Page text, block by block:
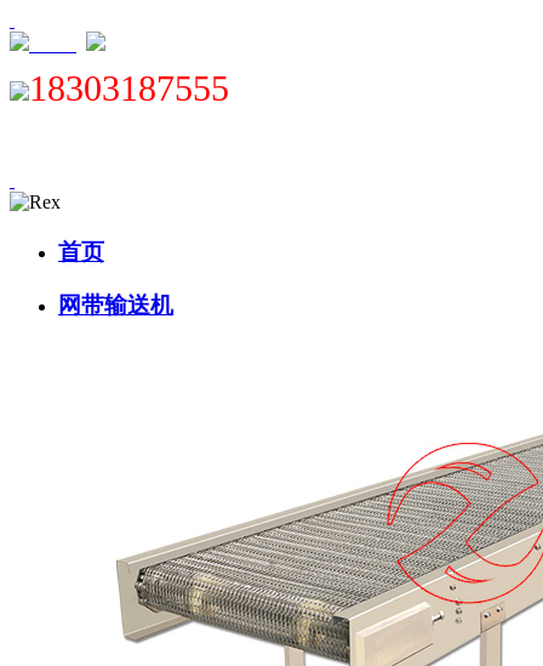
18303187555
首页
网带输送机